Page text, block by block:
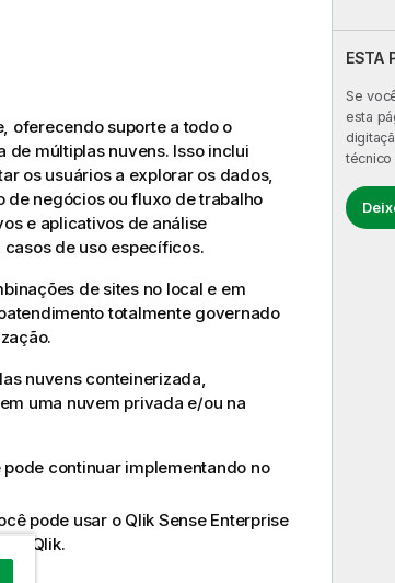
ESTA
Se
esta
técnico
, oferecendo suporte a todo o
de múltiplas nuvens. Isso inclui
os usuários a explorar os dados,
de negócios ou fluxo de trabalho
e aplicativos de análise
de uso específicos.
de sites no local e em
totalmente governado
nuvens conteinerizada,
uma nuvem privada e/ou na
continuar implementando no
pode usar o Qlik Sense Enterprise
Qlik.